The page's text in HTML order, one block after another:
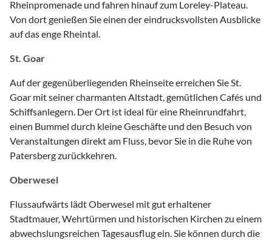
Rheinpromenade und fahren hinauf zum Loreley-Plateau.
Von dort genießen Sie einen der eindrucksvollsten Ausblicke
auf das enge Rheintal.
St. Goar
Auf der gegenüberliegenden Rheinseite erreichen Sie St.
Goar mit seiner charmanten Altstadt, gemütlichen Cafés und
Schiffsanlegern. Der Ort ist ideal für eine Rheinrundfahrt,
einen Bummel durch kleine Geschäfte und den Besuch von
Veranstaltungen direkt am Fluss, bevor Sie in die Ruhe von
Patersberg zurückkehren.
Oberwesel
Flussaufwärts lädt Oberwesel mit gut erhaltener
Stadtmauer, Wehrtürmen und historischen Kirchen zu einem
abwechslungsreichen Tagesausflug ein. Sie können durch die